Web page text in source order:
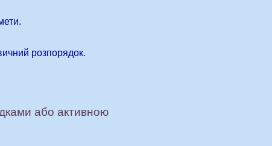
розпорядок.
або активною